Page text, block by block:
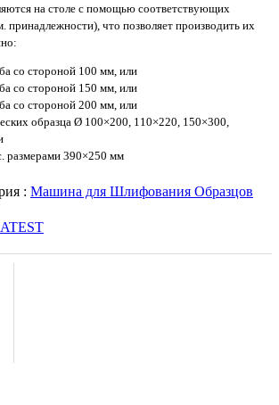
на столе с помощью соответствующих
что позволяет производить их
со стороной 100 мм, или
со стороной 150 мм, или
со стороной 200 мм, или
образца Ø 100×200, 110×220, 150×300,
размерами 390×250 мм
: Машина для Шлифования Образцов